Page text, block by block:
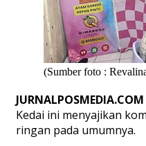
(Sumber foto :
JURNALPOSMEDIA.COM
Kedai ini menyajikan
ringan pada umumnya.